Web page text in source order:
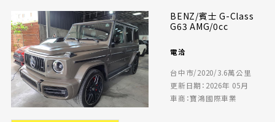
BENZ/賓士 G-Class
G63 AMG/0cc
電洽
台中市/2020/3.6萬公里
更新日期：2026年 05月
車商：寶鴻國際車業